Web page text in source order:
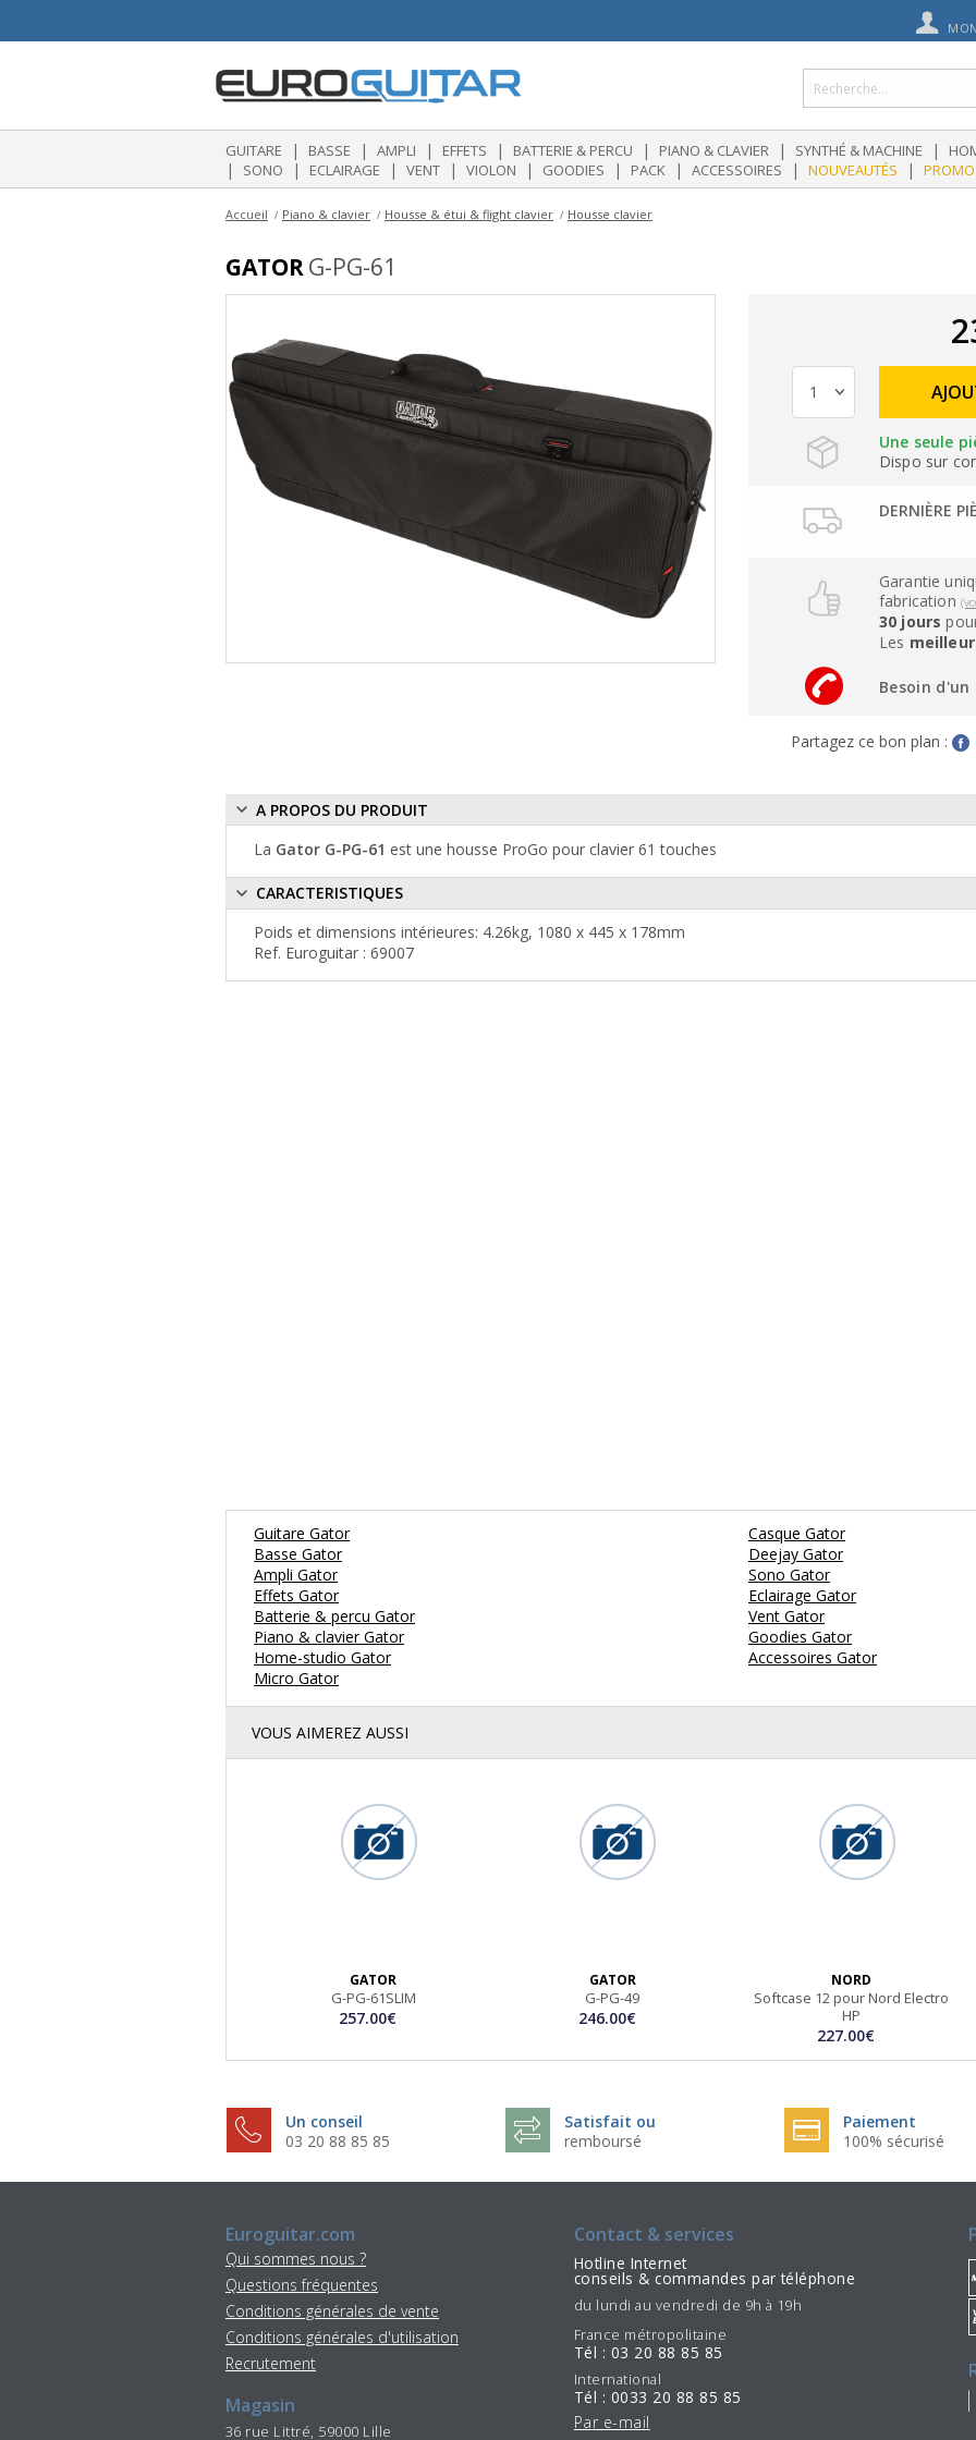
GUITARE | BASSE | AMPLI | EFFETS | BATTERIE & PERCU | PIANO & CLAVIER | SYNTHÉ & MACHINE |
| SONO | ECLAIRAGE | VENT | VIOLON | GOODIES | PACK | ACCESSOIRES | NOUVEAUTÉS | PROMO
Accueil Piano & clavier Housse & étui & flight clavier Housse clavier
GATORG-PG-61
Une seule
Dispo sur
DERNIÈRE
Garantie
fabrication
30 jours
Les
Besoin d'un
Partagez ce bon plan :
A PROPOS DU PRODUIT
La Gator G-PG-61 est une housse ProGo pour clavier 61 touches
CARACTERISTIQUES
Poids et dimensions intérieures: 4.26kg, 1080 x 445 x 178mm
Ref. Euroguitar : 69007
Guitare Gator
Basse Gator
Ampli Gator
Effets Gator
Batterie & percu Gator
Piano & clavier Gator
Home-studio Gator
Micro Gator
Casque Gator
Deejay Gator
Sono Gator
Eclairage Gator
Vent Gator
Goodies Gator
Accessoires Gator
VOUS AIMEREZ AUSSI
GATOR
G-PG-61SLIM
257.00€
GATOR
G-PG-49
246.00€
NORD
Softcase 12 pour Nord Electro
HP
227.00€
Un conseil
03 20 88 85 85
Satisfait ou
remboursé
Paiement
100% sécurisé
Euroguitar.com
Qui sommes nous ?
Questions fréquentes
Conditions générales de vente
Conditions générales d'utilisation
Recrutement
Magasin
36 rue Littré, 59000 Lille
Contact & services
Hotline Internet
conseils & commandes par téléphone
du lundi au vendredi de 9h à 19h
France métropolitaine
Tél : 03 20 88 85 85
International
Tél : 0033 20 88 85 85
Par e-mail